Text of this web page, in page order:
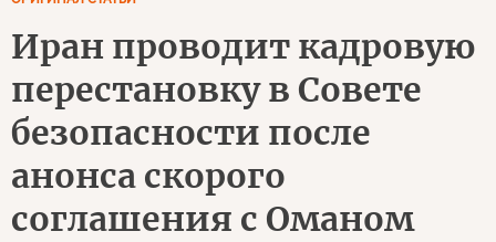
Иран проводит кадровую
перестановку в Совете
безопасности после
анонса скорого
соглашения с Оманом